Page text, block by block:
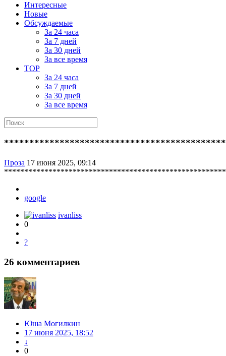
Интересные
Новые
Обсуждаемые
За 24 часа
За 7 дней
За 30 дней
За все время
TOP
За 24 часа
За 7 дней
За 30 дней
За все время
Проза 17 июня 2025, 09:14
google
ivanliss
0
?
26 комментариев
Юша Могилкин
17 июня 2025, 18:52
↓
0